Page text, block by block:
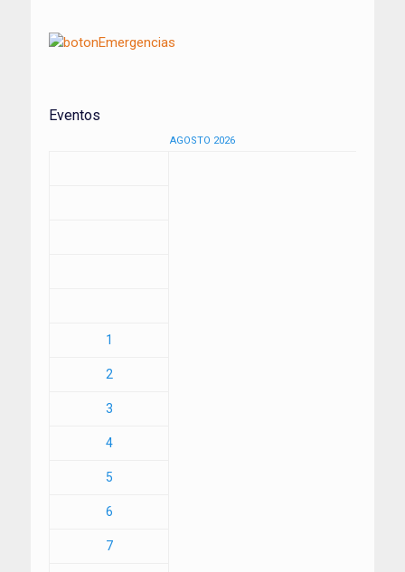
Eventos
AGOSTO 2026
1
2
3
4
5
6
7